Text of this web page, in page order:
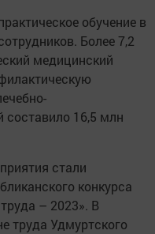
обучение в
Более 7,2
медицинский
составило 16,5 млн
стали
конкурса
– 2023». В
труда Удмуртского